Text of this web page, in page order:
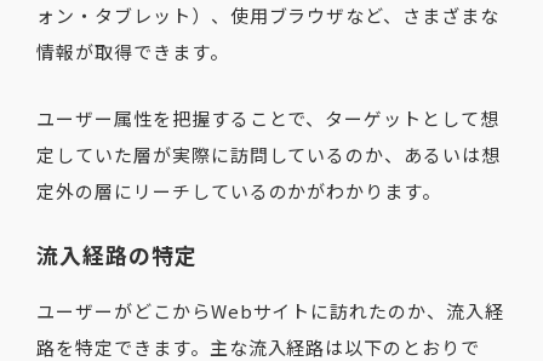
ォン・タブレット）、使用ブラウザなど、さまざまな
情報が取得できます。
ユーザー属性を把握することで、ターゲットとして想
定していた層が実際に訪問しているのか、あるいは想
定外の層にリーチしているのかがわかります。
流入経路の特定
ユーザーがどこからWebサイトに訪れたのか、流入経
路を特定できます。主な流入経路は以下のとおりで